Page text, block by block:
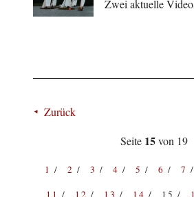
Zwei aktuelle
Zurück
Seite 15von 19
1 2 3 4 5 6 7
11
12 13 14 15